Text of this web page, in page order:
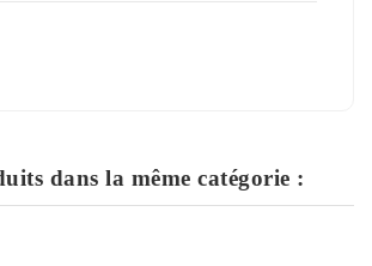
dans la même catégorie :